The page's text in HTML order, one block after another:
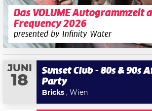
Das VOLUME Autogrammzelt
Frequency 2026
presented by Infinity Water
JUNI
18
Sunset Club - 80s & 90s
Party
Bricks , Wien